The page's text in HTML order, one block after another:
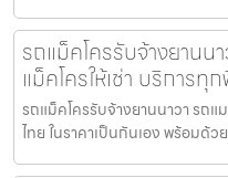
รถแม็คโครรับจ้างยานน
แม็คโครให้เช่า บริการ
รถแม็คโครรับจ้างยานนาวา รถแ
ไทย ในราคาเป็นกันเอง พร้อมด้